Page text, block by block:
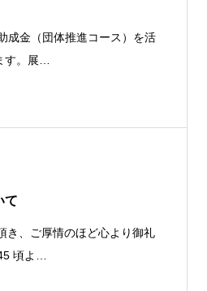
成金（団体推進コース）を活
す。展…
て
き、ご厚情のほど心より御礼
頃よ…